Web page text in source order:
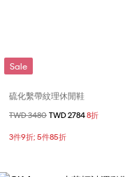
Sale
硫化繫帶紋理休閒鞋
價格扣減從
TWD 3480 至
TWD 27848折
3件9折; 5件85折